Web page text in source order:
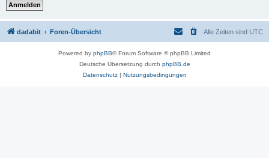
dadabit Foren-Übersicht Alle Zeiten sind UTC
Powered by phpBB® Forum Software © phpBB Limited
Deutsche Übersetzung durch phpBB.de
Datenschutz| Nutzungsbedingungen